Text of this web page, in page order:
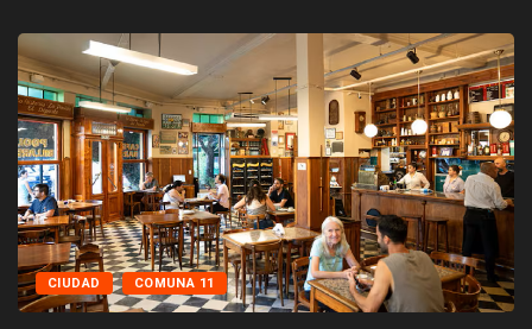
CIUDAD COMUNA 11